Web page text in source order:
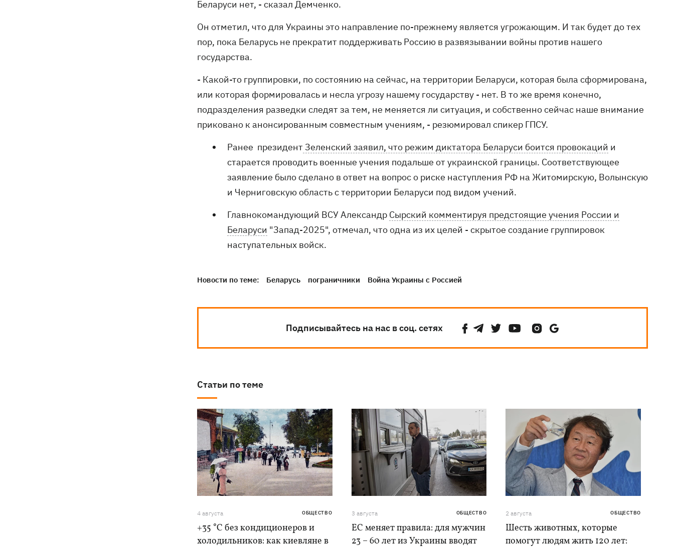
Беларуси нет, - сказал Демченко.
Он отметил, что для Украины это направление по-прежнему является угрожающим. И так будет до тех
пор, пока Беларусь не прекратит поддерживать Россию в развязывании войны против нашего
государства.
- Какой-то группировки, по состоянию на сейчас, на территории Беларуси, которая была сформирована,
или которая формировалась и несла угрозу нашему государству - нет. В то же время конечно,
подразделения разведки следят за тем, не меняется ли ситуация, и собственно сейчас наше внимание
приковано к анонсированным совместным учениям, - резюмировал спикер ГПСУ.
Ранее президент Зеленский заявил, что режим диктатора Беларуси боится провокаций и
старается проводить военные учения подальше от украинской границы. Соответствующее
заявление было сделано в ответ на вопрос о риске наступления РФ на Житомирскую, Волынскую
и Черниговскую область с территории Беларуси под видом учений.
Главнокомандующий ВСУ Александр Сырский комментируя предстоящие учения России и
Беларуси "Запад-2025", отмечал, что одна из их целей - скрытое создание группировок
наступательных войск.
Новости по теме: Беларусь пограничники Война Украины с Россией
Подписывайтесь на нас в соц. сетях
Статьи по теме
4 августа ОБЩЕСТВО
+35 °C без кондиционеров и
холодильников: как киевляне в
3 августа ОБЩЕСТВО
ЕС меняет правила: для мужчин
23 – 60 лет из Украины вводят
2 августа ОБЩЕСТВО
Шесть животных, которые
помогут людям жить 120 лет: